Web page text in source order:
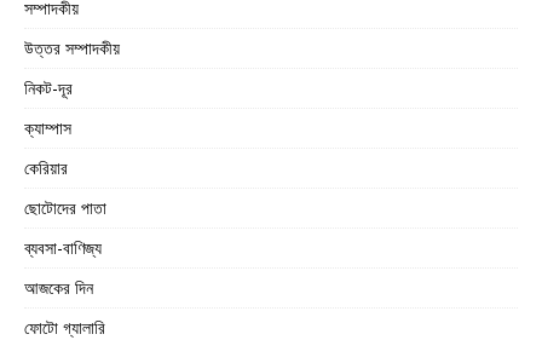
সম্পাদকীয়
উত্তর সম্পাদকীয়
নিকট-দূর
ক্যাম্পাস
কেরিয়ার
ছোটোদের পাতা
ব্যবসা-বাণিজ্য
আজকের দিন
ফোটো গ্যালারি